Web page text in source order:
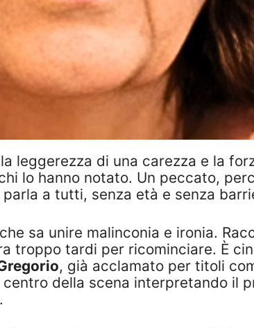
leggerezza di una carezza e la
lo hanno notato. Un peccato,
a tutti, senza età e senza
sa unire malinconia e ironia.
troppo tardi per ricominciare. È
, già acclamato per titoli
della scena interpretando il
.